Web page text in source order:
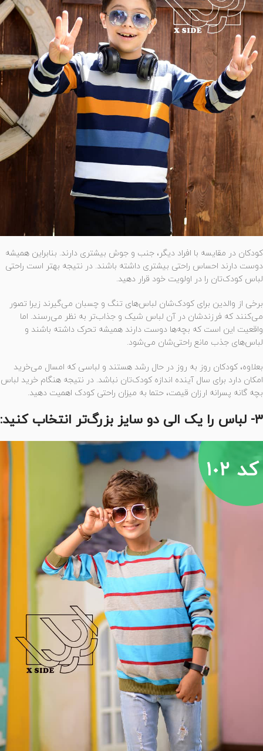
کودکان در مقایسه با افراد دیگر، جنب و جوش بیشتری دارند. بنابراین همیشه
دوست دارند احساس راحتی بیشتری داشته باشند. در نتیجه بهتر است راحتی
لباس کود‌ک‌تان را در اولویت خود قرار دهید.
برخی از والدین برای کودک‌شان لباس‌های تنگ و چسبان می‌گیرند زیرا تصور
می‌کنند که فرزندشان در آن لباس شیک‌ و جذاب‌تر به نظر می‌رسند. اما
واقعیت این است که بچه‌ها دوست دارند همیشه تحرک داشته باشند و
لباس‌های جذب مانع راحتی‌شان می‌شود.
بعلاوه، کودکان روز به روز در حال رشد هستند و لباسی که امسال می‌خرید
امکان دارد برای سال آینده اندازه کودک‌تان نباشد. در نتیجه هنگام خرید لباس
بچه گانه پسرانه ارزان قیمت، حتما به میزان راحتی کودک اهمیت دهید.
۳- لباس را یک الی دو سایز بزرگ‌تر انتخاب کنید: